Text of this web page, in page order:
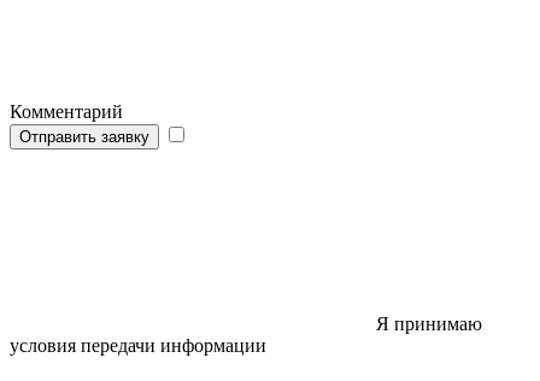
Комментарий
Отправить заявку
Я принимаю
условия передачи информации